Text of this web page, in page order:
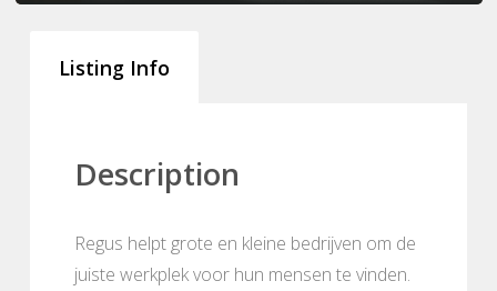
Listing Info
Description
Regus helpt grote en kleine bedrijven om de
juiste werkplek voor hun mensen te vinden.